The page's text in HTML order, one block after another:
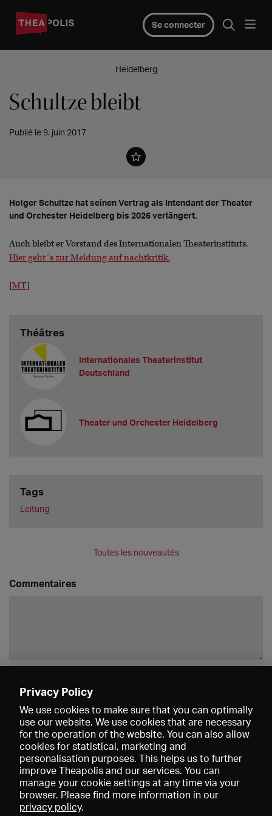
Se connecter
Heidelberg
Schultze bleibt
Publié le 9. juin 2017
Holger Schultze hat seinen Vertrag als Intendant der Theater
und Orchester Heidelberg bis 2026 verlängert.
Auch bleibt er Vorstand des Internationalen Theaterinstituts.
Hier geht´s zur Meldung auf nachtkritik.
[MT]
Théâtres
Internationales Theaterinstitut
Deutschland
Theater und Orchester Heidelberg
Tags
Leitung
Toutes les nouveautés
Commentaires
Privacy Policy
We use cookies to make sure that you can optimally
use our website. We use cookies that are necessary
for the operation of the website. You can also allow
cookies for statistical, marketing and
personalisation purposes. This helps us to further
improve Theapolis and our services. You can
manage your cookie settings at any time via your
browser. Please find more information in our
privacy policy.